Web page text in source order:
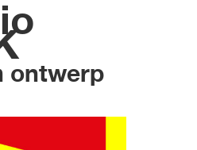
ontwerp